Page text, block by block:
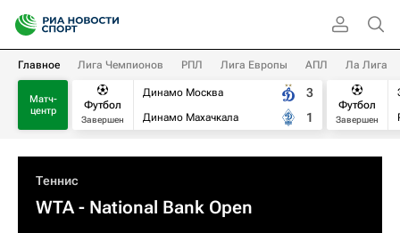
Главное Лига Чемпионов РПЛ Лига Европы АПЛ Ла Лига
Матч-
центр
Футбол
Завершен
Динамо Москва
Динамо Махачкала
3
1
Футбол
Завершен
Теннис
WTA- National Bank Open